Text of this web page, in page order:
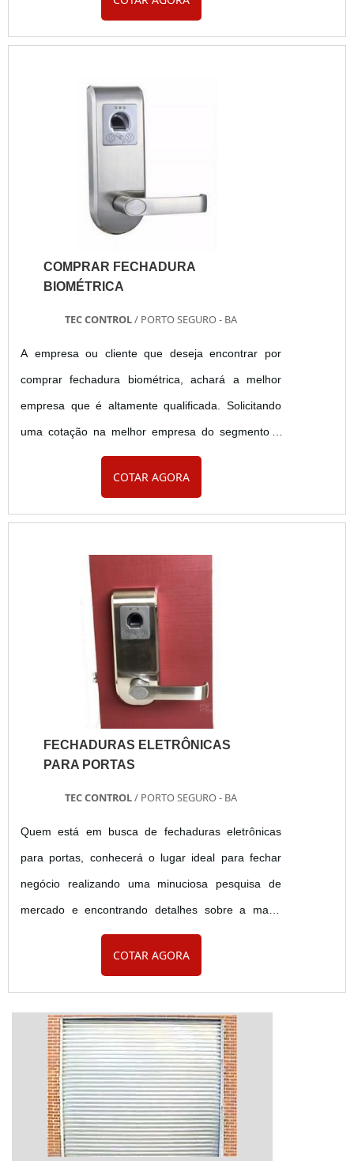
questão é comprar fechadura eletrônica, com os
apartamento do hotel.INFORMAÇÕES SOBRE
COMPRAR FECHADURA ELETRÔNICAA T...
COMPRAR FECHADURA
BIOMÉTRICA
TEC CONTROL/ PORTO SEGURO - BA
A empresa ou cliente que deseja encontrar por
comprar fechadura biométrica, achará a melhor
empresa que é altamente qualificada. Solicitando
uma cotação na melhor empresa do segmento e
conhecendo a melhor em qualidade e custo
benefício.MAIS SOBRE COMPRAR FECHADURA
comprometida com seus serviços, encontra o site
da Tec Control. A empresa trabalha com cofre
COTAR AGORA
FECHADURAS ELETRÔNICAS
PARA PORTAS
TEC CONTROL/ PORTO SEGURO - BA
Quem está em busca de fechaduras eletrônicas
para portas, conhecerá o lugar ideal para fechar
negócio realizando uma minuciosa pesquisa de
mercado e encontrando detalhes sobre a maior
referência de qualidade da área de
atuação.Quando o desejo é por fechaduras
Control o cliente encontrará excelente custo-
benefício com pagamento
acessível.INFORMAÇÕES SOBRE AS
FECHADURAS ELETRÔNICAS PARA...
COTAR AGORA